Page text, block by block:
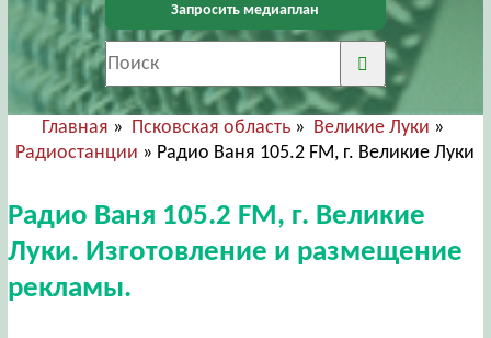
Запросить медиаплан
Главная » Псковская область » Великие Луки »
Радиостанции » Радио Ваня 105.2 FM, г. Великие Луки
Радио Ваня 105.2 FM, г. Великие
Луки. Изготовление и размещение
рекламы.